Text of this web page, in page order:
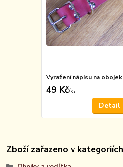
Vyražení nápisu na obojek
49 Kč/ks
Detail
Zboží zařazeno v kategoriích